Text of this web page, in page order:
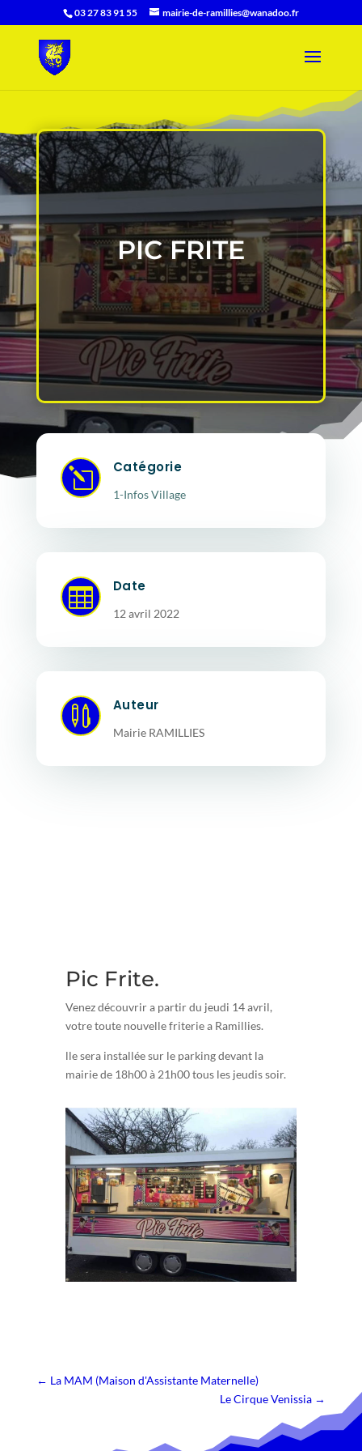
03 27 83 91 55 mairie-de-ramillies@wanadoo.fr
PIC FRITE
l Catégorie
1-Infos Village
 Date
12 avril 2022
 Auteur
Mairie RAMILLIES
Pic Frite.
Venez découvrir a partir du jeudi 14 avril,
votre toute nouvelle friterie a Ramillies.
lle sera installée sur le parking devant la
mairie de 18h00 à 21h00 tous les jeudis soir.
← La MAM (Maison d'Assistante Maternelle)
Le Cirque Venissia →